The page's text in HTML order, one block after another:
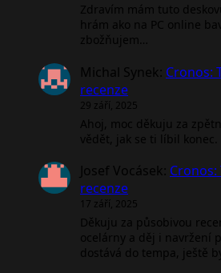
Zdravím mám tuto
hrám ako na PC online
zbožňujem…
Michal Synek: Cronos:
recenze
29 září, 2025
Ahoj, moc děkuju za
vědět, jak se ti líbil konec.
Josef Vocásek: Cronos:
recenze
17 září, 2025
Děkuju za působivou
ocelárny a děj i navržení
dostává do tempa, ještě